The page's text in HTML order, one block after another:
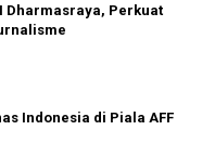
Dharmasraya, Perkuat
Indonesia di Piala AFF